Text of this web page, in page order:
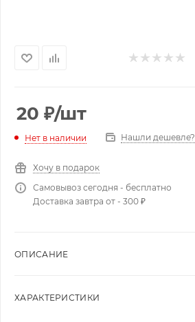
20 ₽/шт
Нет в наличии Нашли дешевле?
Хочу в подарок
Самовывоз сегодня - бесплатно
Доставка завтра от - 300 ₽
ОПИСАНИЕ
ХАРАКТЕРИСТИКИ